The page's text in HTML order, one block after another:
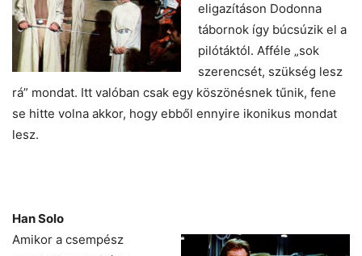
eligazításon Dodonna
tábornok így búcsúzik el a
pilótáktól. Afféle „sok
szerencsét, szükség lesz
rá” mondat. Itt valóban csak egy köszönésnek tűnik, fene
se hitte volna akkor, hogy ebből ennyire ikonikus mondat
lesz.
Han Solo
Amikor a csempész